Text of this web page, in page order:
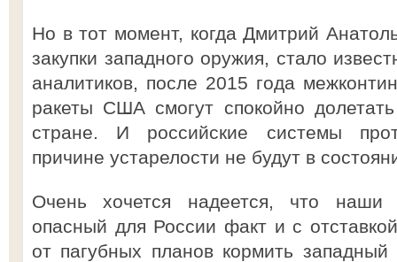
Но в тот момент, когда Дмитрий
закупки западного оружия, стало
аналитиков, после 2015 года
ракеты США смогут спокойно
стране. И российские системы
причине устарелости не будут в
Очень хочется надеется, что наши
опасный для России факт и с
от пагубных планов кормить